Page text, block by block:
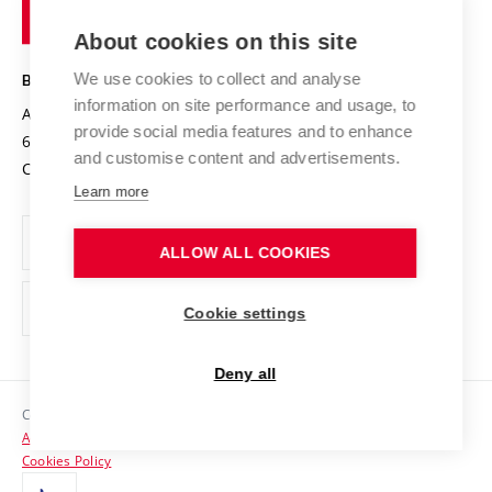
Projects
Projects from Structural Funds
Specific University Research
Safe University
Organization Structure
Official notice board
Personal Data Protection
Support and development of employees and students
Contacts
Media
Technology
BRNO UNIVERSITY OF TECHNOLOGY
Antonínská 548/1
602 00 Brno
Czech Republic
www.vut.cz
vut@vutbr.cz
Copyright © 2026 VUT
Accessibility Statement
Cookies Policy
About cookies on this site
We use cookies to collect and analyse
information on site performance and usage, to
provide social media features and to enhance
and customise content and advertisements.
Learn more
ALLOW ALL COOKIES
Cookie settings
Deny all